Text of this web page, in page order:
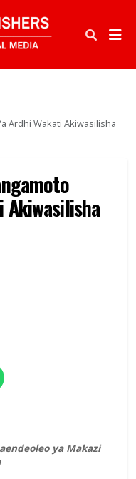
Ardhi Wakati Akiwasilisha
Akiwasilisha
ya Makazi